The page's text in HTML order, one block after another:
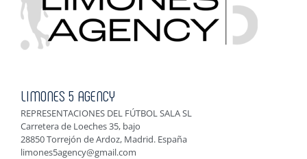
LIMONES 5 AGENCY
REPRESENTACIONES DEL FÚTBOL SALA SL
Carretera de Loeches 35, bajo
28850 Torrejón de Ardoz, Madrid. España
limones5agency@gmail.com